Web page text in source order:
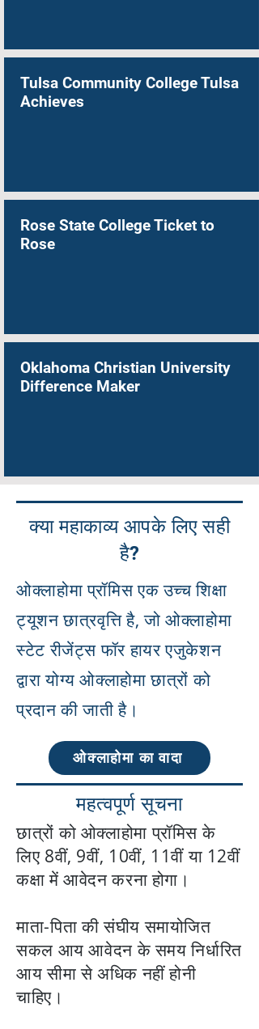
Tulsa Community College Tulsa
Achieves
Rose State College Ticket to
Rose
Oklahoma Christian University
Difference Maker
क्या महाकाव्य आपके लिए सही
है?
ओक्लाहोमा प्रॉमिस एक उच्च शिक्षा
ट्यूशन छात्रवृत्ति है, जो ओक्लाहोमा
स्टेट रीजेंट्स फॉर हायर एजुकेशन
द्वारा योग्य ओक्लाहोमा छात्रों को
प्रदान की जाती है।
ओक्लाहोमा का वादा
महत्वपूर्ण सूचना
छात्रों को ओक्लाहोमा प्रॉमिस के
लिए 8वीं, 9वीं, 10वीं, 11वीं या 12वीं
कक्षा में आवेदन करना होगा।
माता-पिता की संघीय समायोजित
सकल आय आवेदन के समय निर्धारित
आय सीमा से अधिक नहीं होनी
चाहिए।